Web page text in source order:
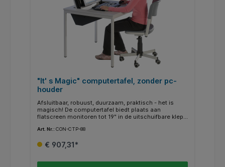
"It' s Magic" computertafel, zonder pc-
houder
Afsluitbaar, robuust, duurzaam, praktisch - het is
magisch! De computertafel biedt plaats aan
flatscreen monitoren tot 19" in de uitschuifbare klep.
hoef je niet meer te herschikken en creëer je in een
stalen buisframe met 30x30 mm profiel en de 19 mm
Art. Nr.: CON-CTP-88
€ 907,31*